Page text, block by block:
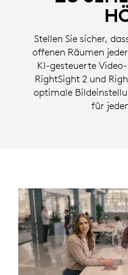
Stellen Sie sicher,
offenen Räumen
KI-gesteuerte
RightSight 2 und
optimale
für